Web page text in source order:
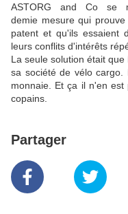
ASTORG and Co se
demie mesure qui
patent et qu'ils essaient
leurs conflits d'intérêts
La seule solution était
sa société de vélo
monnaie. Et ça il n'en
copains.
Partager